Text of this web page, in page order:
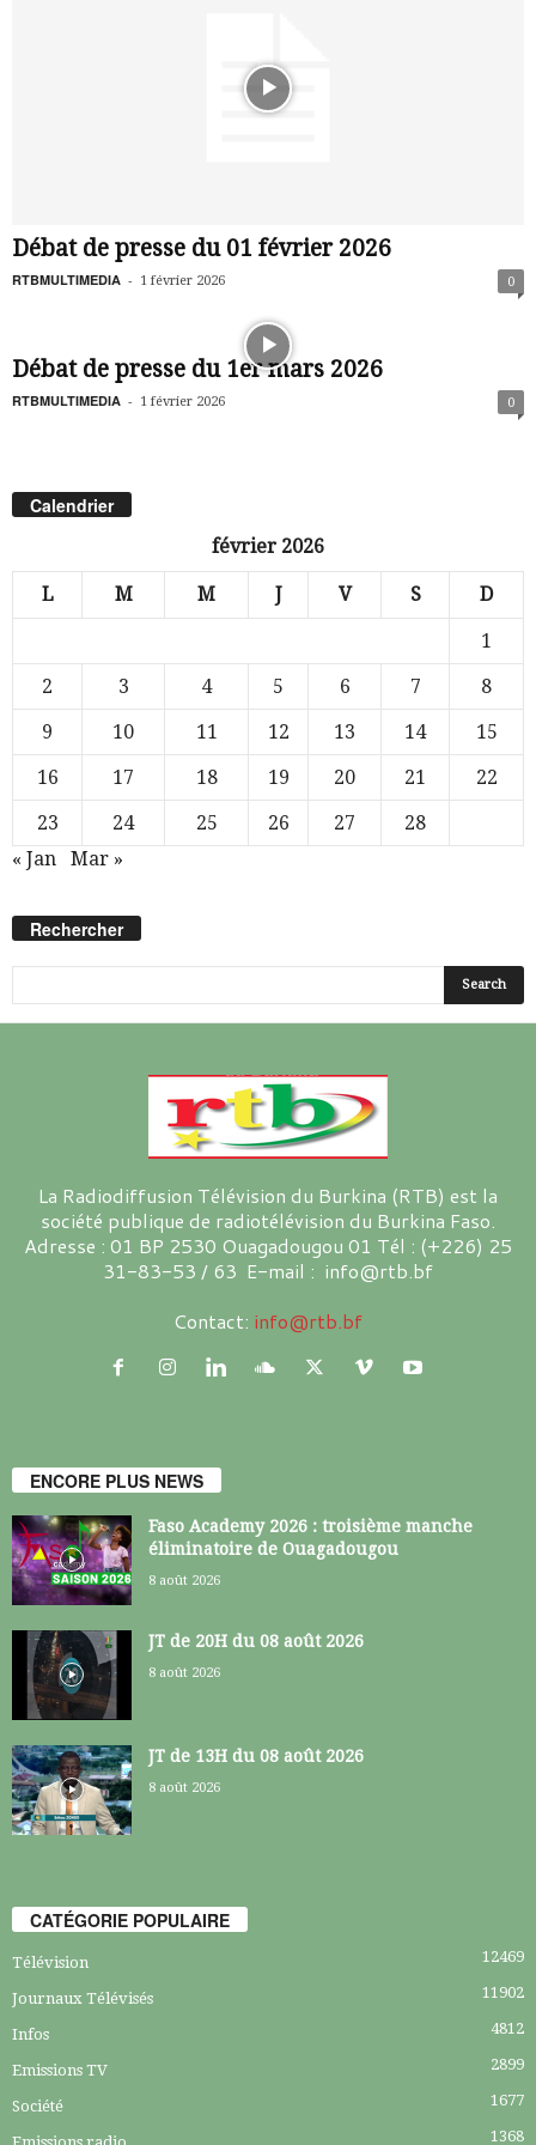
Débat de presse du 01 février 2026
RTBMULTIMEDIA - 1 février 2026 0
Débat de presse du 1er mars 2026
RTBMULTIMEDIA - 1 février 2026 0
Calendrier
février 2026
L M M J V S D
1
2
3 4 5 6 7
8
9
10 11 12 13 14
15
16
17 18 19 20 21
22
23
24 25 26 27
28
« Jan
Mar »
Rechercher
La Radiodiffusion Télévision du Burkina (RTB) est la
société publique de radiotélévision du Burkina Faso.
Adresse : 01 BP 2530 Ouagadougou 01 Tél : (+226) 25
31-83-53 / 63 E-mail : info@rtb.bf
Contact: info@rtb.bf
ENCORE PLUS NEWS
Faso Academy 2026 : troisième manche
éliminatoire de Ouagadougou
8 août 2026
JT de 20H du 08 août 2026
8 août 2026
JT de 13H du 08 août 2026
8 août 2026
CATÉGORIE POPULAIRE
Télévision 12469
Journaux Télévisés 11902
Infos 4812
Emissions TV 2899
Société 1677
1368